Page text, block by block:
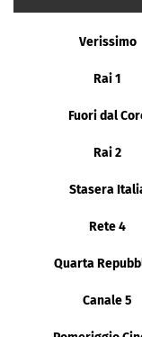
Verissimo
Rai 1
Fuori dal
Rai 2
Stasera
Rete 4
Quarta
Canale 5